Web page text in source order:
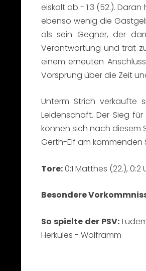
eiskalt ab - 1:3 (52.).
ebenso wenig die
als sein Gegner, der
Verantwortung und trat
einem erneuten
Vorsprung über die Zeit
Unterm Strich verkaufte
Leidenschaft. Der Sieg
können sich nach diesem
Gerth-Elf am kommenden
Tore:0:1 Matthes (22.), 0:2
Besondere
So spielte der PSV:
Herkules - Wolframm